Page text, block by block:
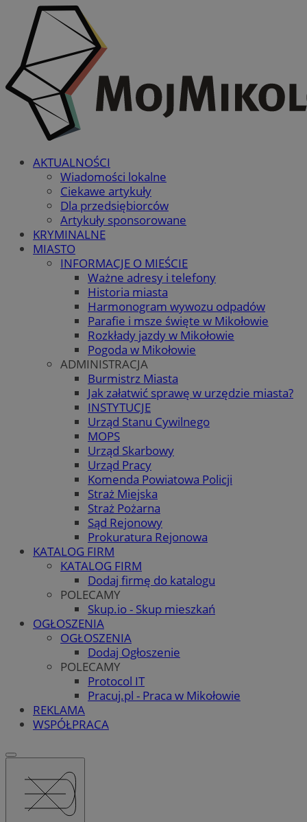
AKTUALNOŚCI
Wiadomości lokalne
Ciekawe artykuły
Dla przedsiębiorców
Artykuły sponsorowane
KRYMINALNE
MIASTO
INFORMACJE O MIEŚCIE
Ważne adresy i telefony
Historia miasta
Harmonogram wywozu odpadów
Parafie i msze święte w Mikołowie
Rozkłady jazdy w Mikołowie
Pogoda w Mikołowie
ADMINISTRACJA
Burmistrz Miasta
Jak załatwić sprawę w urzędzie miasta?
INSTYTUCJE
Urząd Stanu Cywilnego
MOPS
Urząd Skarbowy
Urząd Pracy
Komenda Powiatowa Policji
Straż Miejska
Straż Pożarna
Sąd Rejonowy
Prokuratura Rejonowa
KATALOG FIRM
KATALOG FIRM
Dodaj firmę do katalogu
POLECAMY
Skup.io - Skup mieszkań
OGŁOSZENIA
OGŁOSZENIA
Dodaj Ogłoszenie
POLECAMY
Protocol IT
Pracuj.pl - Praca w Mikołowie
REKLAMA
WSPÓŁPRACA